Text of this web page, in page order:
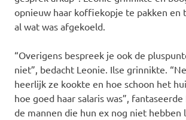
opnieuw haar koffiekopje te pakken en
al wat was afgekoeld.
“Overigens bespreek je ook de
niet”, bedacht Leonie. Ilse grinnikte.
heerlijk ze kookte en hoe schoon het
hoe goed haar salaris was”, fantaseerde
de mannen die hun ex nog niet hebben